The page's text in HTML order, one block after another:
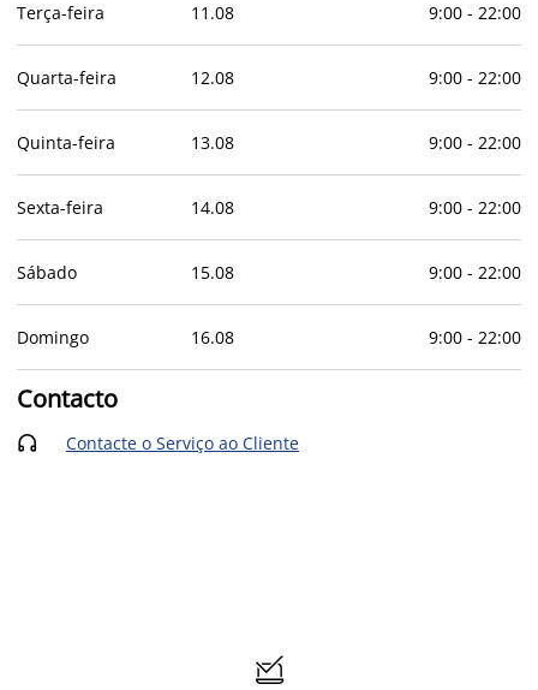
Terça-feira 11 .08 9:00- 22:00
Quarta-feira 12.08 9:00- 22:00
Quinta-feira 13.08 9:00- 22:00
Sexta-feira 14.08 9:00- 22:00
Sábado 15.08 9:00- 22:00
Domingo 16.08 9:00- 22:00
Contacto
 Contacte o Serviço ao Cliente
